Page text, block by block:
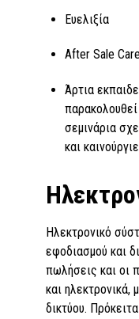
Ευελιξία
After Sale Care
Άρτια
σεμινάρια
και
Ηλεκτρονικό
εφοδιασµού και
πωλήσεις και οι
και ηλεκτρονικά,
δικτύου.